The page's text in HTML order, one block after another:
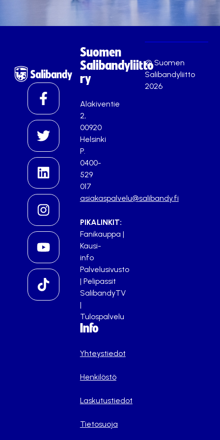
Suomen
Salibandyliitto
ry
Alakiventie
2,
00920
Helsinki
P.
0400-
529
017
asiakaspalvelu@salibandy.fi
PIKALINKIT:
Fanikauppa |
Kausi-
info
Palvelusivusto
| Pelipassit
SalibandyTV
|
Tulospalvelu
Info
Yhteystiedot
Henkilöstö
Laskutustiedot
Tietosuoja
© Suomen
Salibandyliitto
2026